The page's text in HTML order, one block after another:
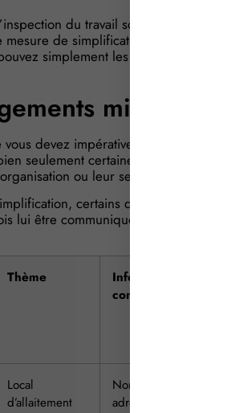
du travail sont multiples.
de simplification est toutefois
simplement les tenir à sa
mineurs…
devez impérativement
seulement certaines d’entre elles,
ou leur secteur d’activité.
certains de ces documents
lui être communiqués, à sa
Thème
Informations
concernées
Local
d’allaitement
Nom et
adresse du